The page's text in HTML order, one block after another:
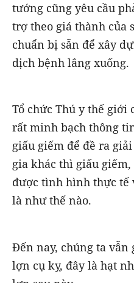
tướng cũng yêu cầu
trợ theo giá thành của
chuẩn bị sẵn để xây
dịch bệnh lắng xuống.
Tổ chức Thú y thế giới
rất minh bạch thông
giấu giếm để đề ra
gia khác thì giấu
được tình hình thực tế
là như thế nào.
Đến nay, chúng ta vẫn
lợn cụ kỵ, đây là hạt